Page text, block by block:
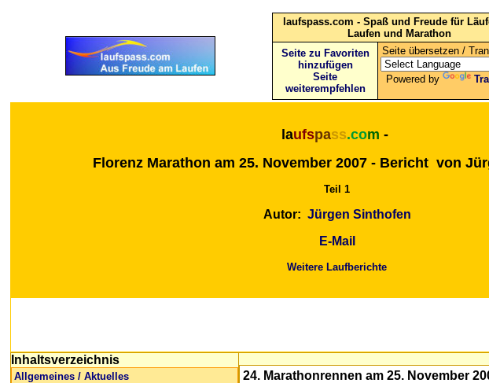
laufspass.com - Spaß und Freude für
Laufen und Marathon
Seite zu Favoriten
hinzufügen
Seite
weiterempfehlen
Seite übersetzen /
Powered by
laufspass.com -
Florenz Marathon am 25. November 2007- Bericht von
Teil 1
Autor: Jürgen Sinthofen
E-Mail
Weitere Laufberichte
Inhaltsverzeichnis
Allgemeines / Aktuelles
24. Marathonrennen am 25. November